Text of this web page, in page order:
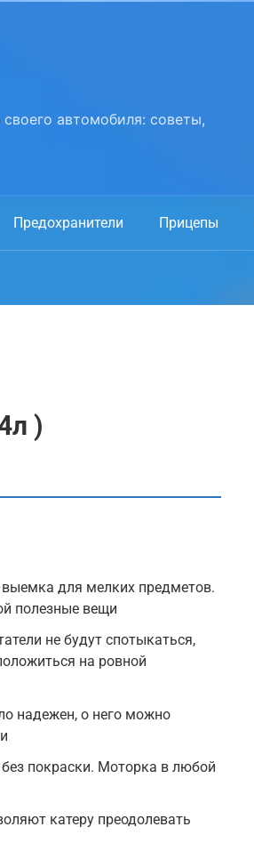
автомобиля: советы,
Предохранители Прицепы
)
для мелких предметов.
полезные вещи
не будут спотыкаться,
на ровной
надежен, о него можно
покраски. Моторка в любой
катеру преодолевать